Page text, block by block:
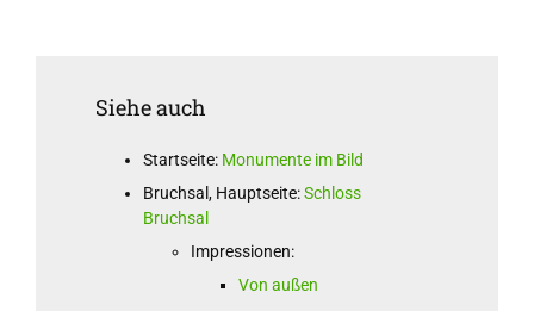
Siehe auch
Startseite: Monumente im Bild
Bruchsal, Hauptseite:Schloss
Bruchsal
Impressionen:
Von außen